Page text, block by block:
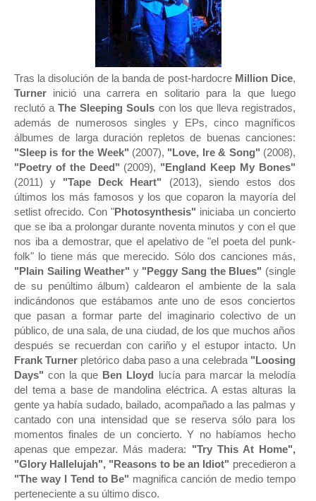
Tras la disolución de la banda de post-hardocre Million Dice,
Turner inició una carrera en solitario para la que luego
reclutó aThe Sleeping Souls con los que lleva registrados,
además de numerosos singles y EPs, cinco magníficos
álbumes de larga duración repletos de buenas canciones:
"Sleep is for the Week" (2007), "Love, Ire & Song" (2008),
"Poetry of the Deed" (2009), "England Keep My Bones"
(2011) y "Tape Deck Heart" (2013), siendo estos dos
últimos los más famosos y los que coparon la mayoría del
setlist ofrecido. Con "Photosynthesis" iniciaba un concierto
que se iba a prolongar durante noventa minutos y con el que
nos iba a demostrar, que el apelativo de "el poeta del punk-
folk" lo tiene más que merecido. Sólo dos canciones más,
"Plain Sailing Weather" y "Peggy Sang the Blues" (single
de su penúltimo álbum) caldearon el ambiente de la sala
indicándonos que estábamos ante uno de esos conciertos
que pasan a formar parte del imaginario colectivo de un
público, de una sala, de una ciudad, de los que muchos años
después se recuerdan con cariño y el estupor intacto. Un
Frank Turner pletórico daba paso a una celebrada "Loosing
Days" con la que Ben Lloyd
lucía para marcar la melodía
del tema a base de mandolina eléctrica. A estas alturas la
gente ya había sudado, bailado, acompañado a las palmas y
cantado con una intensidad que se reserva sólo para los
momentos finales de un concierto. Y no habíamos hecho
apenas que empezar. Más madera: "Try This At Home",
"Glory Hallelujah", "Reasons to be an Idiot" precedieron a
"The way I Tend to Be" magnifica canción de medio tempo
perteneciente a su último disco.